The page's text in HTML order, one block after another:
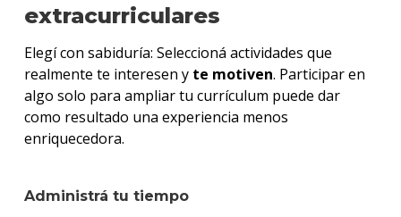
extracurriculares
Elegí con sabiduría: Seleccioná actividades que
realmente te interesen y te motiven. Participar en
algo solo para ampliar tu currículum puede dar
como resultado una experiencia menos
enriquecedora.
Administrá tu tiempo